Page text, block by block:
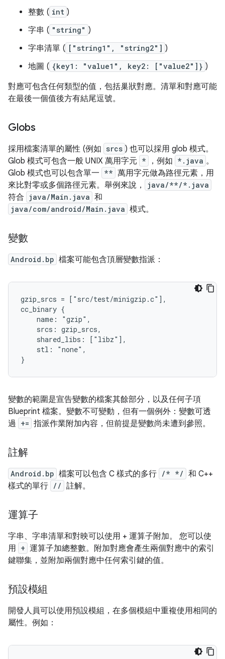
整數 ( int )
字串 ( "string" )
字串清單 ( ["string1", "string2"] )
地圖 ( {key1: "value1", key2: ["value2"]} )
對應可包含任何類型的值，包括巢狀對應。清單和對應可能
在最後一個值後方有結尾逗號。
Globs
採用檔案清單的屬性 (例如 srcs ) 也可以採用 glob 模式。
Glob 模式可包含一般 UNIX 萬用字元 * ，例如 *.java 。
Glob 模式也可以包含單一 ** 萬用字元做為路徑元素，用
來比對零或多個路徑元素。舉例來說，
java/**/*.java
符合 java/Main.java 和
java/com/android/Main.java 模式。
變數
Android.bp 檔案可能包含頂層變數指派：
gzip_srcs = ["src/test/minigzip.c"],
cc_binary {
    name: "gzip",
    srcs: gzip_srcs,
    shared_libs: ["libz"],
    stl: "none",
變數的範圍是宣告變數的檔案其餘部分，以及任何子項
Blueprint 檔案。變數不可變動，但有一個例外：變數可透
過 += 指派作業附加內容，但前提是變數尚未遭到參照。
註解
Android.bp 檔案可以包含 C 樣式的多行 /* */ 和 C++
樣式的單行 // 註解。
運算子
字串、字串清單和對映可以使用 + 運算子附加。 您可以使
用 + 運算子加總整數。附加對應會產生兩個對應中的索引
鍵聯集，並附加兩個對應中任何索引鍵的值。
預設模組
開發人員可以使用預設模組，在多個模組中重複使用相同的
屬性。例如：